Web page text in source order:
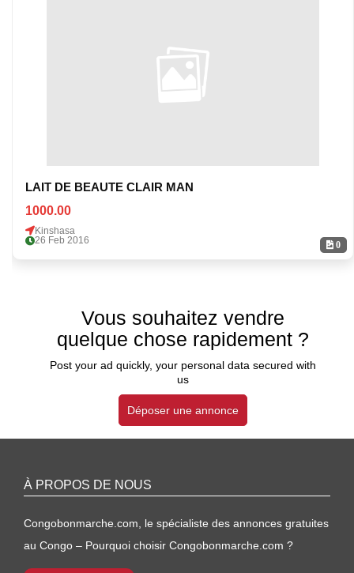
0
LAIT DE BEAUTE CLAIR MAN
1000.00
Kinshasa
26 Feb 2016
Vous souhaitez vendre
quelque chose rapidement ?
Post your ad quickly, your personal data secured with
us
Déposer une annonce
À PROPOS DE NOUS
Congobonmarche.com, le spécialiste des annonces gratuites
au Congo – Pourquoi choisir Congobonmarche.com ?